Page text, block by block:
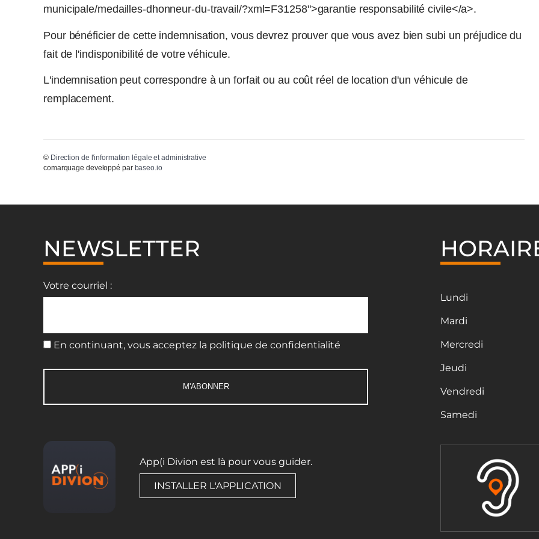
municipale/medailles-dhonneur-du-travail/?xml=F31258">garantie responsabilité civile</a>.
Pour bénéficier de cette indemnisation, vous devrez prouver que vous avez bien subi un préjudice du
fait de l'indisponibilité de votre véhicule.
L'indemnisation peut correspondre à un forfait ou au coût réel de location d'un véhicule de
remplacement.
© Direction de l'information légale et administrative
comarquage developpé par baseo.io
NEWSLETTER
Votre courriel :
En continuant, vous acceptez la politique de confidentialité
App(i Divion est là pour vous guider.
INSTALLER L'APPLICATION
Lundi
Mardi
Mercredi
Jeudi
Vendredi
Samedi